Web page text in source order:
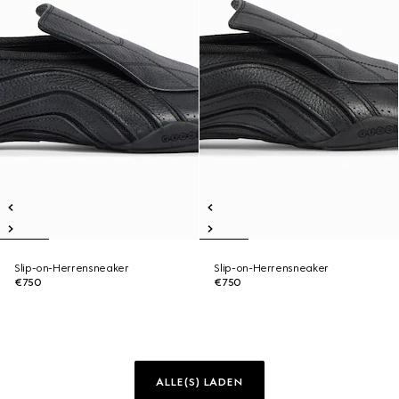
Slip-on-Herrensneaker
€750
Slip-on-Herrensneaker
€750
ALLE(S) LADEN